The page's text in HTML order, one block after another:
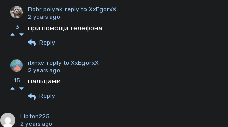
3
Bobr polyak reply to XxEgorxX
2 years ago
при помощи телефона
Reply
15
ilxnxv reply to XxEgorxX
2 years ago
пальцами
Reply
Lipton225
2 years ago